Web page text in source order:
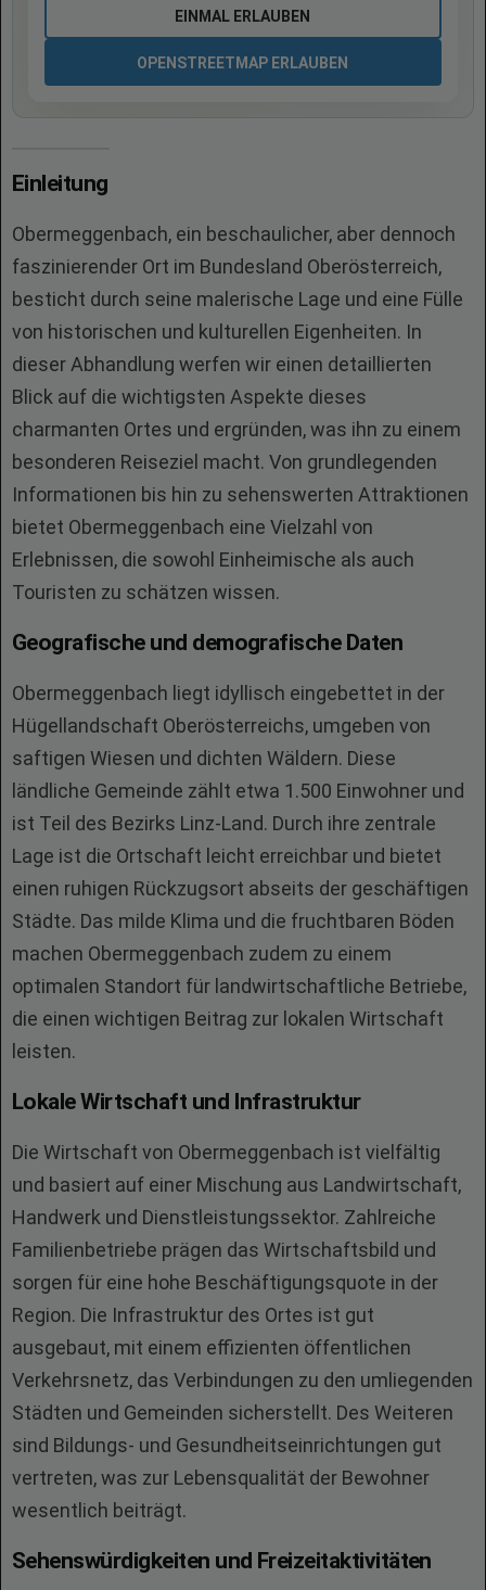
EINMAL ERLAUBEN
OPENSTREETMAP ERLAUBEN
Einleitung
Obermeggenbach, ein beschaulicher, aber dennoch
faszinierender Ort im Bundesland Oberösterreich,
besticht durch seine malerische Lage und eine Fülle
von historischen und kulturellen Eigenheiten. In
dieser Abhandlung werfen wir einen detaillierten
Blick auf die wichtigsten Aspekte dieses
charmanten Ortes und ergründen, was ihn zu einem
besonderen Reiseziel macht. Von grundlegenden
Informationen bis hin zu sehenswerten Attraktionen
bietet Obermeggenbach eine Vielzahl von
Erlebnissen, die sowohl Einheimische als auch
Touristen zu schätzen wissen.
Geografische und demografische Daten
Obermeggenbach liegt idyllisch eingebettet in der
Hügellandschaft Oberösterreichs, umgeben von
saftigen Wiesen und dichten Wäldern. Diese
ländliche Gemeinde zählt etwa 1.500 Einwohner und
ist Teil des Bezirks Linz-Land. Durch ihre zentrale
Lage ist die Ortschaft leicht erreichbar und bietet
einen ruhigen Rückzugsort abseits der geschäftigen
Städte. Das milde Klima und die fruchtbaren Böden
machen Obermeggenbach zudem zu einem
optimalen Standort für landwirtschaftliche Betriebe,
die einen wichtigen Beitrag zur lokalen Wirtschaft
leisten.
Lokale Wirtschaft und Infrastruktur
Die Wirtschaft von Obermeggenbach ist vielfältig
und basiert auf einer Mischung aus Landwirtschaft,
Handwerk und Dienstleistungssektor. Zahlreiche
Familienbetriebe prägen das Wirtschaftsbild und
sorgen für eine hohe Beschäftigungsquote in der
Region. Die Infrastruktur des Ortes ist gut
ausgebaut, mit einem effizienten öffentlichen
Verkehrsnetz, das Verbindungen zu den umliegenden
Städten und Gemeinden sicherstellt. Des Weiteren
sind Bildungs- und Gesundheitseinrichtungen gut
vertreten, was zur Lebensqualität der Bewohner
wesentlich beiträgt.
Sehenswürdigkeiten und Freizeitaktivitäten